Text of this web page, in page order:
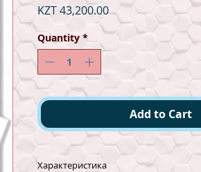
KZT 43,200.00Price
Quantity *
Add to Cart
Характеристика